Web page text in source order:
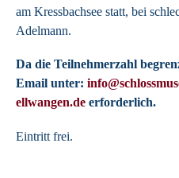
am Kressbachsee statt, bei
Adelmann.
Da die Teilnehmerzahl
Email unter:
ellwangen.de erforderlich.
Eintritt frei.